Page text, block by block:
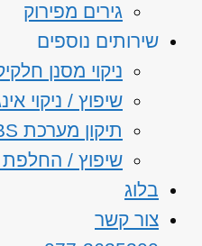
גירים מפירוק
שירותים נוספים
ניקוי מסנן
שיפוץ / ניקוי
תיקון מערכת ABS
שיפוץ / החלפת
בלוג
צור קשר